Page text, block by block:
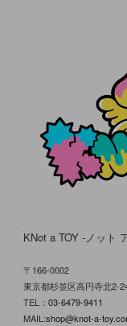
KNot a TOY -ノット
〒166-0002
東京都杉並区高円寺北2-
TEL： 03-6479-9411
MAIL:shop@knot-a-